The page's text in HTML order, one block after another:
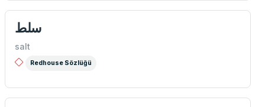
سلط
salt
Redhouse Sözlüğü